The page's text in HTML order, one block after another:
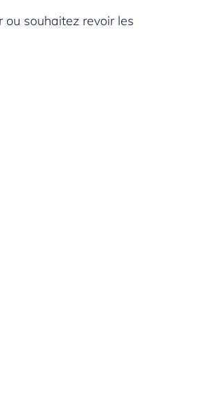
souhaitez revoir les